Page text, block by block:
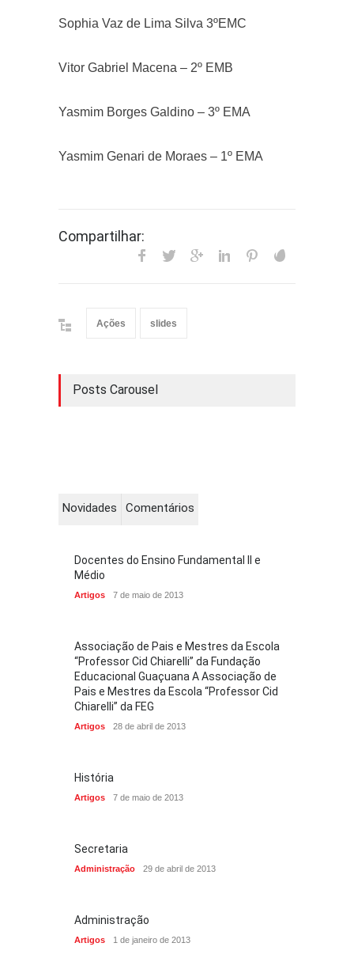
Sophia Vaz de Lima Silva 3ºEMC
Vitor Gabriel Macena – 2º EMB
Yasmim Borges Galdino – 3º EMA
Yasmim Genari de Moraes – 1º EMA
Compartilhar:
Ações slides
Posts Carousel
Novidades Comentários
Docentes do Ensino Fundamental II e
Médio
Artigos 7 de maio de 2013
Associação de Pais e Mestres da Escola
“Professor Cid Chiarelli” da Fundação
Educacional Guaçuana A Associação de
Pais e Mestres da Escola “Professor Cid
Chiarelli” da FEG
Artigos 28 de abril de 2013
História
Artigos 7 de maio de 2013
Secretaria
Administração 29 de abril de 2013
Administração
Artigos 1 de janeiro de 2013